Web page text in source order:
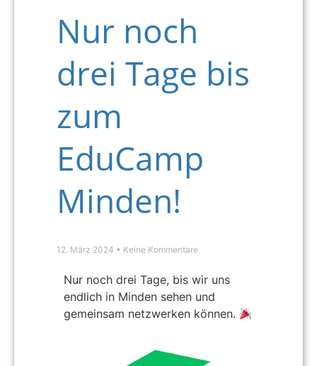
Nur noch
drei Tage bis
zum
EduCamp
Minden!
12. März 2024 Keine Kommentare
Nur noch drei Tage, bis wir uns
endlich in Minden sehen und
gemeinsam netzwerken können.